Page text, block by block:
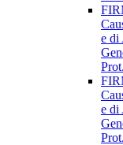
e di
e di